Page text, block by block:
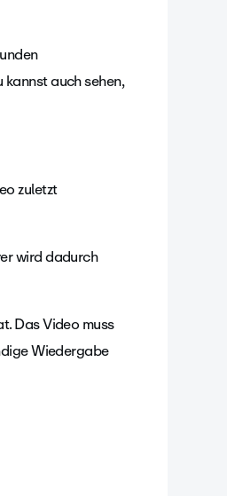
auch sehen,
zuletzt
wird dadurch
Das Video muss
Wiedergabe